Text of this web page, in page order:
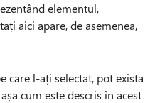
elementul,
aici apare, de asemenea,
care l-ați selectat, pot exista
cum este descris în acest